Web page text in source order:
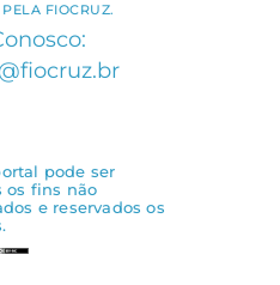
FIOCRUZ.
pode ser
os fins não
e reservados os